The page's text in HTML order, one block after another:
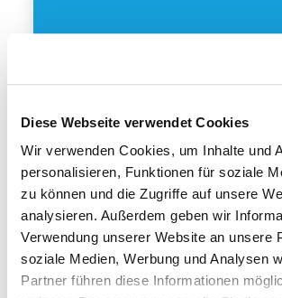
Diese Webseite verwendet Cookies
Wir verwenden Cookies, um Inhalte und
personalisieren, Funktionen für soziale
zu können und die Zugriffe auf unsere
analysieren. Außerdem geben wir
Verwendung unserer Website an unsere
soziale Medien, Werbung und Analysen
Partner führen diese Informationen
Prowinter